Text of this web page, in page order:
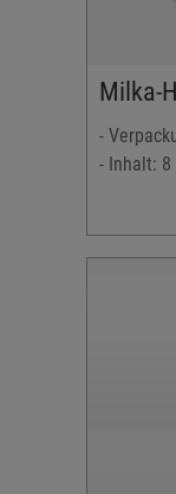
Milka-
-
- Inhalt: